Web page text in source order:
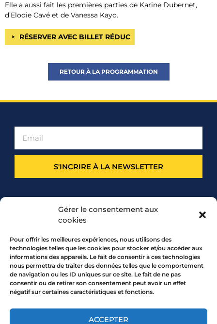
Gérer le consentement aux
cookies
Pour offrir les meilleures expériences, nous utilisons des
technologies telles que les cookies pour stocker et/ou accéder aux
informations des appareils. Le fait de consentir à ces technologies
nous permettra de traiter des données telles que le comportement
de navigation ou les ID uniques sur ce site. Le fait de ne pas
consentir ou de retirer son consentement peut avoir un effet
négatif sur certaines caractéristiques et fonctions.
ACCEPTER
Elle a aussi fait les premières parties de Karine Dubernet,
d’Elodie Cavé et de Vanessa Kayo.
RÉSERVER AVEC BILLET RÉDUC
RETOUR À LA PROGRAMMATION
S'INCRIRE À LA NEWSLETTER